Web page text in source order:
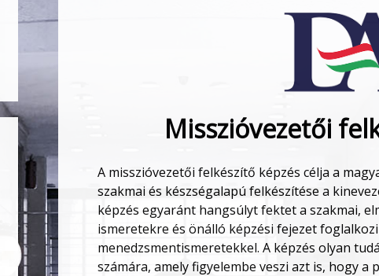
Misszióvezetői
A misszióvezetői felkészítő képzés célja a
szakmai és készségalapú felkészítése a
képzés egyaránt hangsúlyt fektet a szakmai,
ismeretekre és önálló képzési fejezet
menedzsmentismeretekkel. A képzés olyan
számára, amely figyelembe veszi azt is, hogy